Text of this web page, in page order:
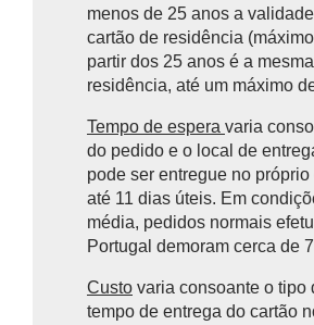
menos de 25 anos a
cartão de residência
partir dos 25 anos é a
residência, até um máximo
Tempo de espera varia
do pedido e o local de
pode ser entregue no
até 11 dias úteis. Em
média, pedidos normais
Portugal demoram cerca de
Custo varia consoante o tipo
tempo de entrega do cartão